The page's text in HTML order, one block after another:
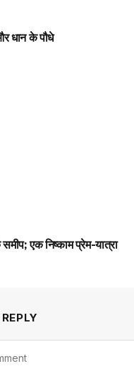
धान के पौधे
एक निष्काम प्रेम-यात्रा